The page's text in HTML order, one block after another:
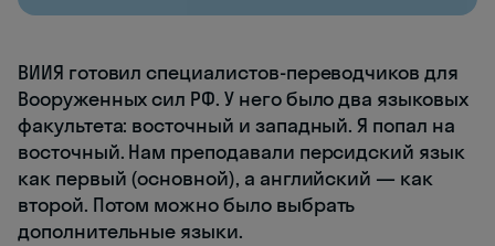
ВИИЯ готовил специалистов-переводчиков для
Вооруженных сил РФ. У него было два языковых
факультета: восточный и западный. Я попал на
восточный. Нам преподавали персидский язык
как первый (основной), а английский — как
второй. Потом можно было выбрать
дополнительные языки.